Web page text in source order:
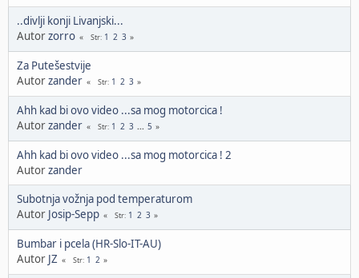
..divlji konji Livanjski...
Autorzorro Str 1 2 3
Za Putešestvije
Autorzander Str 1 2 3
Ahh kad bi ovo video ...sa mog motorcica !
Autorzander Str 1 2 3 ... 5
Ahh kad bi ovo video ...sa mog motorcica ! 2
Autorzander
Subotnja vožnja pod temperaturom
Autor Josip-Sepp Str 1 2 3
Bumbar i pcela (HR-Slo-IT-AU)
Autor JZ Str 1 2